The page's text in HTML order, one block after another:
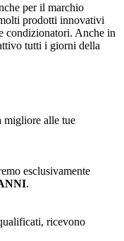
per il marchio
prodotti innovativi
condizionatori. Anche in
tutti i giorni della
migliore alle tue
esclusivamente
.
ricevono